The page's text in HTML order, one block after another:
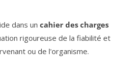
dans un cahier des charges
rigoureuse de la fiabilité et
ou de l'organisme.